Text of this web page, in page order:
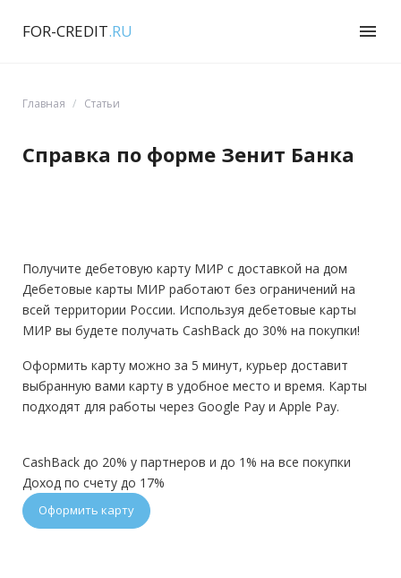
FOR-CREDIT.RU menu
Главная Статьи
Справка по форме Зенит Банка
Получите дебетовую карту МИР с доставкой на дом
Дебетовые карты МИР работают без ограничений на
всей территории России. Используя дебетовые карты
МИР вы будете получать CashBack до 30% на покупки!
Оформить карту можно за 5 минут, курьер доставит
выбранную вами карту в удобное место и время. Карты
подходят для работы через Google Pay и Apple Pay.
CashBack до 20% у партнеров и до 1% на все покупки
Доход по счету до 17%
Оформить карту